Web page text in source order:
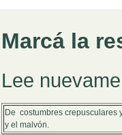
Pregunta
Marcá la
Lee
De costumbres crepusculares
y el malvón.